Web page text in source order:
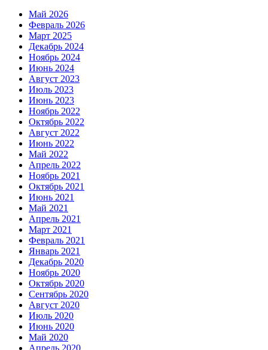
Май 2026
Февраль 2026
Март 2025
Декабрь 2024
Ноябрь 2024
Июнь 2024
Август 2023
Июль 2023
Июнь 2023
Ноябрь 2022
Октябрь 2022
Август 2022
Июнь 2022
Май 2022
Апрель 2022
Ноябрь 2021
Октябрь 2021
Июнь 2021
Май 2021
Апрель 2021
Март 2021
Февраль 2021
Январь 2021
Декабрь 2020
Ноябрь 2020
Октябрь 2020
Сентябрь 2020
Август 2020
Июль 2020
Июнь 2020
Май 2020
Апрель 2020